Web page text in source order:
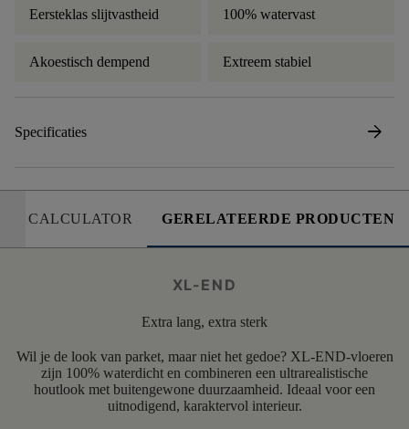
Eersteklas slijtvastheid 100% watervast
Akoestisch dempend Extreem stabiel
Specificaties arrow_forward
CALCULATOR GERELATEERDE PRODUCTEN
XL-END
Extra lang, extra sterk
Wil je de look van parket, maar niet het gedoe? XL-END-vloeren
zijn 100% waterdicht en combineren een ultrarealistische
houtlook met buitengewone duurzaamheid. Ideaal voor een
uitnodigend, karaktervol interieur.